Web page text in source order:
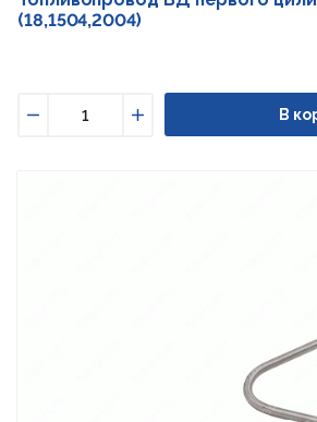
(18,1504,2004)
Увеличить
В